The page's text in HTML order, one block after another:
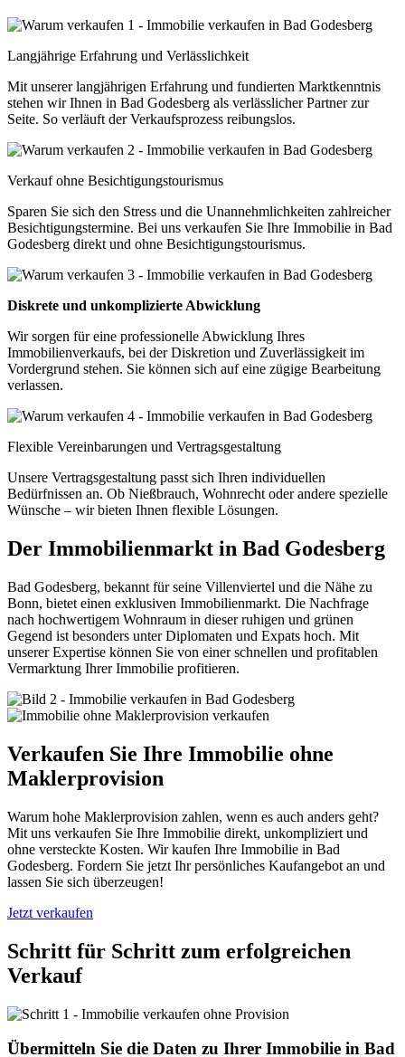
Langjährige Erfahrung und Verlässlichkeit
Mit unserer langjährigen Erfahrung und fundierten Marktkenntnis
stehen wir Ihnen in Bad Godesberg als verlässlicher Partner zur
Seite. So verläuft der Verkaufsprozess reibungslos.
Verkauf ohne Besichtigungstourismus
Sparen Sie sich den Stress und die Unannehmlichkeiten zahlreicher
Besichtigungstermine. Bei uns verkaufen Sie Ihre Immobilie in Bad
Godesberg direkt und ohne Besichtigungstourismus.
Diskrete und unkomplizierte Abwicklung
Wir sorgen für eine professionelle Abwicklung Ihres
Immobilienverkaufs, bei der Diskretion und Zuverlässigkeit im
Vordergrund stehen. Sie können sich auf eine zügige Bearbeitung
verlassen.
Flexible Vereinbarungen und Vertragsgestaltung
Unsere Vertragsgestaltung passt sich Ihren individuellen
Bedürfnissen an. Ob Nießbrauch, Wohnrecht oder andere spezielle
Wünsche – wir bieten Ihnen flexible Lösungen.
Der Immobilienmarkt in Bad Godesberg
Bad Godesberg, bekannt für seine Villenviertel und die Nähe zu
Bonn, bietet einen exklusiven Immobilienmarkt. Die Nachfrage
nach hochwertigem Wohnraum in dieser ruhigen und grünen
Gegend ist besonders unter Diplomaten und Expats hoch. Mit
unserer Expertise können Sie von einer schnellen und profitablen
Vermarktung Ihrer Immobilie profitieren.
Verkaufen Sie Ihre Immobilie ohne
Maklerprovision
Warum hohe Maklerprovision zahlen, wenn es auch anders geht?
Mit uns verkaufen Sie Ihre Immobilie direkt, unkompliziert und
ohne versteckte Kosten. Wir kaufen Ihre Immobilie in Bad
Godesberg. Fordern Sie jetzt Ihr persönliches Kaufangebot an und
lassen Sie sich überzeugen!
Jetzt verkaufen
Schritt für Schritt zum erfolgreichen
Verkauf
Übermitteln Sie die Daten zu Ihrer Immobilie in Bad